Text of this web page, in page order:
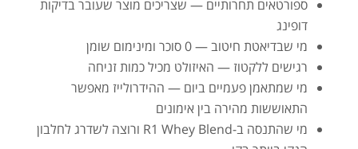
ספורטאים תחרותיים — שצריכים מוצר שעובר בדיקות
דופינג
מי שבדיאטת חיטוב — 0 סוכר ומינימום שומן
רגישים ללקטוז — האיזולט מכיל כמות זניחה
מי שמתאמן פעמיים ביום — ההידרולייז מאפשר
התאוששות מהירה בין אימונים
מי שהתנסה ב-R1 Whey Blend ורוצה לשדרג לחלבון